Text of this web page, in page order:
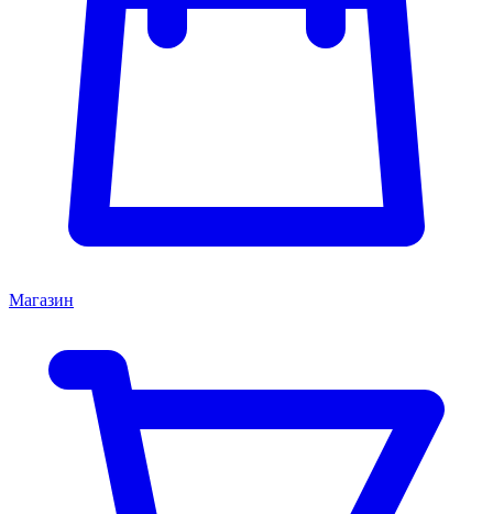
Магазин